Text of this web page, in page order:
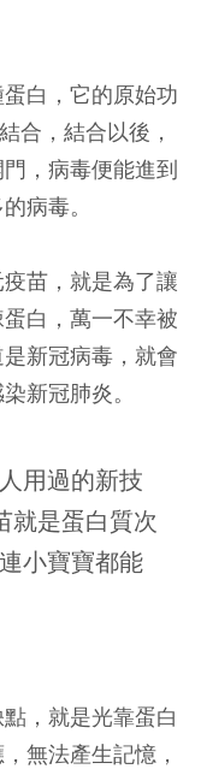
白，它的原始功
合，結合以後，
，病毒便能進到
病毒。
苗，就是為了讓
白，萬一不幸被
新冠病毒，就會
新冠肺炎。
用過的新技
就是蛋白質次
小寶寶都能
，就是光靠蛋白
無法產生記憶，